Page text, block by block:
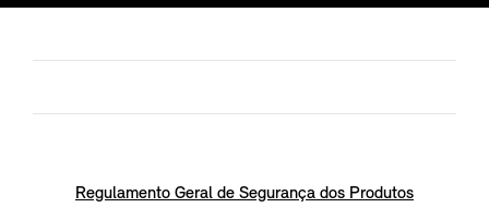
Regulamento Geral de Segurança dos Produtos